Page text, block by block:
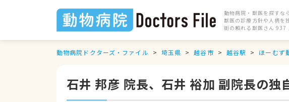
動物病院・獣医を探すな
獣医の診療方針や人柄を
街の頼れる獣医さん
動物病院ドクターズ・ファイル 埼玉県 越谷市 越谷駅 ほーむず
石井 邦彦 院長、石井 裕加 副院長の独